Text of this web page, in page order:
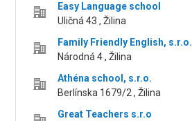
Easy Language school
Uličná 43 , Žilina
Family Friendly English, s.r.o.
Národná 4 , Žilina
Athéna school, s.r.o.
Berlínska 1679/2 , Žilina
Great Teachers s.r.o